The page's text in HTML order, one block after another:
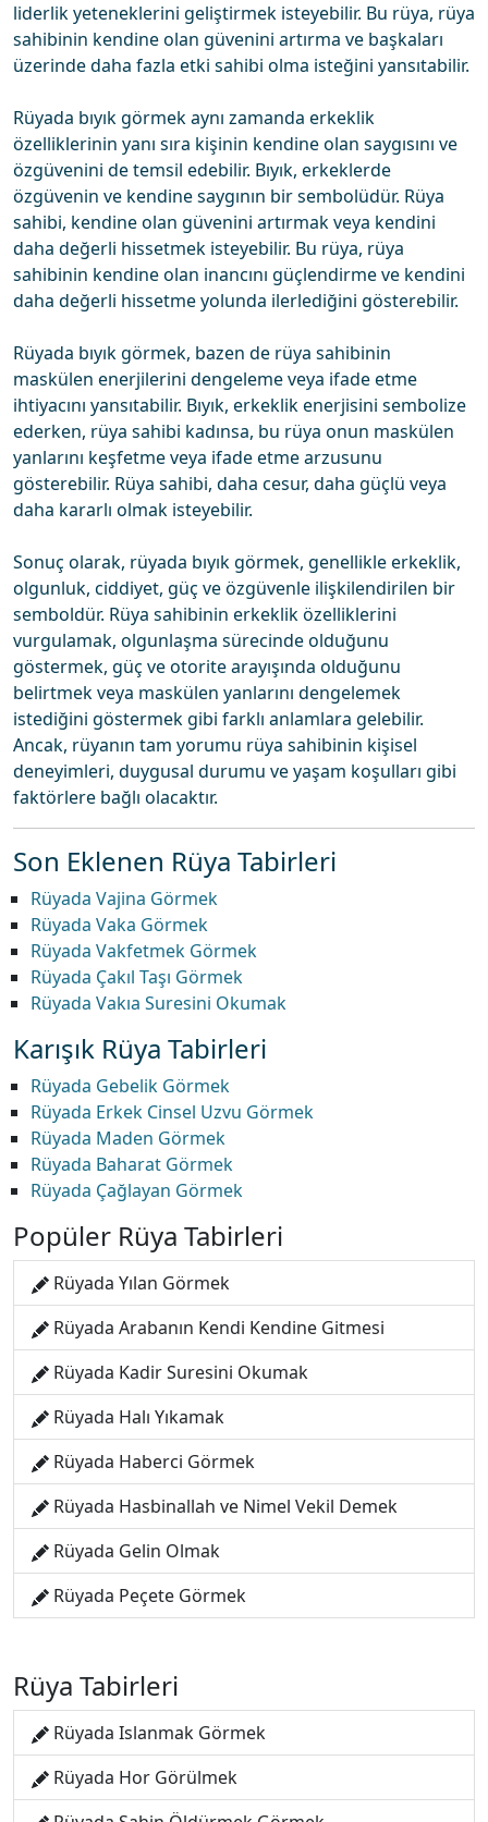
liderlik yeteneklerini geliştirmek isteyebilir. Bu rüya, rüya
sahibinin kendine olan güvenini artırma ve başkaları
üzerinde daha fazla etki sahibi olma isteğini yansıtabilir.
Rüyada bıyık görmek aynı zamanda erkeklik
özelliklerinin yanı sıra kişinin kendine olan saygısını ve
özgüvenini de temsil edebilir. Bıyık, erkeklerde
özgüvenin ve kendine saygının bir sembolüdür. Rüya
sahibi, kendine olan güvenini artırmak veya kendini
daha değerli hissetmek isteyebilir. Bu rüya, rüya
sahibinin kendine olan inancını güçlendirme ve kendini
daha değerli hissetme yolunda ilerlediğini gösterebilir.
Rüyada bıyık görmek, bazen de rüya sahibinin
maskülen enerjilerini dengeleme veya ifade etme
ihtiyacını yansıtabilir. Bıyık, erkeklik enerjisini sembolize
ederken, rüya sahibi kadınsa, bu rüya onun maskülen
yanlarını keşfetme veya ifade etme arzusunu
gösterebilir. Rüya sahibi, daha cesur, daha güçlü veya
daha kararlı olmak isteyebilir.
Sonuç olarak, rüyada bıyık görmek, genellikle erkeklik,
olgunluk, ciddiyet, güç ve özgüvenle ilişkilendirilen bir
semboldür. Rüya sahibinin erkeklik özelliklerini
vurgulamak, olgunlaşma sürecinde olduğunu
göstermek, güç ve otorite arayışında olduğunu
belirtmek veya maskülen yanlarını dengelemek
istediğini göstermek gibi farklı anlamlara gelebilir.
Ancak, rüyanın tam yorumu rüya sahibinin kişisel
deneyimleri, duygusal durumu ve yaşam koşulları gibi
faktörlere bağlı olacaktır.
Son Eklenen Rüya Tabirleri
Rüyada Vajina Görmek
Rüyada Vaka Görmek
Rüyada Vakfetmek Görmek
Rüyada Çakıl Taşı Görmek
Rüyada Vakıa Suresini Okumak
Karışık Rüya Tabirleri
Rüyada Gebelik Görmek
Rüyada Erkek Cinsel Uzvu Görmek
Rüyada Maden Görmek
Rüyada Baharat Görmek
Rüyada Çağlayan Görmek
Popüler Rüya Tabirleri
Rüyada Yılan Görmek
Rüyada Arabanın Kendi Kendine Gitmesi
Rüyada Kadir Suresini Okumak
Rüyada Halı Yıkamak
Rüyada Haberci Görmek
Rüyada Hasbinallah ve Nimel Vekil Demek
Rüyada Gelin Olmak
Rüyada Peçete Görmek
Rüya Tabirleri
Rüyada Islanmak Görmek
Rüyada Hor Görülmek